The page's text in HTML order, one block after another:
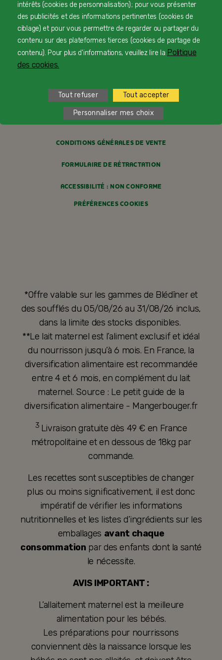
PAIEMENT SÉCURISÉ
PROFESSIONNELS DE SANTÉ
FAQ
POLITIQUE COOKIES
POLITIQUE DE CONFIDENTIALITÉ
CONDITIONS GÉNÉRALES DE VENTE
FORMULAIRE DE RÉTRACTATION
ACCESSIBILITÉ : NON CONFORME
PRÉFÉRENCES COOKIES
*Offre valable sur les gammes de Blédîner et
des soufflés du 05/08/26 au 31/08/26 inclus,
dans la limite des stocks disponibles.
**Le lait maternel est l’aliment exclusif et idéal
du nourrisson jusqu’à 6 mois. En France, la
diversification alimentaire est recommandée
entre 4 et 6 mois, en complément du lait
maternel. Source : Le petit guide de la
diversification alimentaire - Mangerbouger.fr
3 Livraison gratuite dès 49 € en France
métropolitaine et en dessous de 18kg par
commande.
Les recettes sont susceptibles de changer
plus ou moins significativement, il est donc
impératif de vérifier les informations
nutritionnelles et les listes d’ingrédients sur les
emballages avant chaque
consommation par des enfants dont la santé
le nécessite.
AVIS IMPORTANT :
L’allaitement maternel est la meilleure
alimentation pour les bébés.
Les préparations pour nourrissons
conviennent dès la naissance lorsque les
intérêts (cookies de personnalisation) ; pour vous présenter
des publicités et des informations pertinentes (cookies de
ciblage) et pour vous permettre de regarder ou partager du
contenu sur des plateformes tierces (cookies de partage de
contenu). Pour plus d'informations, veuillez lire la Politique
des cookies.
Tout refuser Tout accepter
Personnaliser mes choix